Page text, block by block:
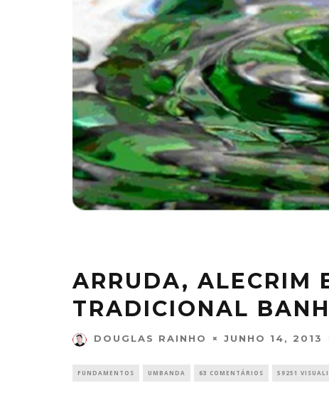
ARRUDA, ALECRIM
TRADICIONAL
DOUGLAS RAINHO JUNHO 14, 2013
FUNDAMENTOS UMBANDA 63 COMENTÁRIOS 59251